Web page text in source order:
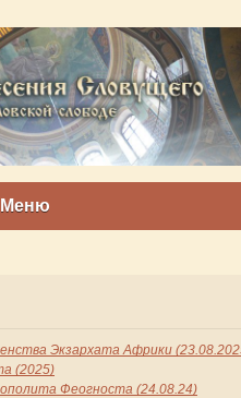
Меню
Экзархата Африки
(2025)
Феогноста (24.08.24)